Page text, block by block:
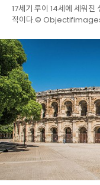
17세기 루이 14세에 세워진
적이다.©